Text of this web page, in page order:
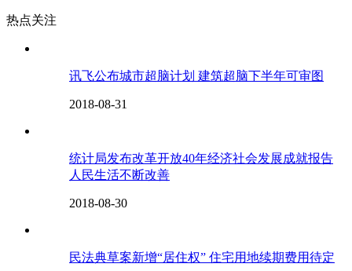
热点关注
讯飞公布城市超脑计划 建筑超脑下半年可审图
2018-08-31
统计局发布改革开放40年经济社会发展成就报告
人民生活不断改善
2018-08-30
民法典草案新增“居住权” 住宅用地续期费用待定